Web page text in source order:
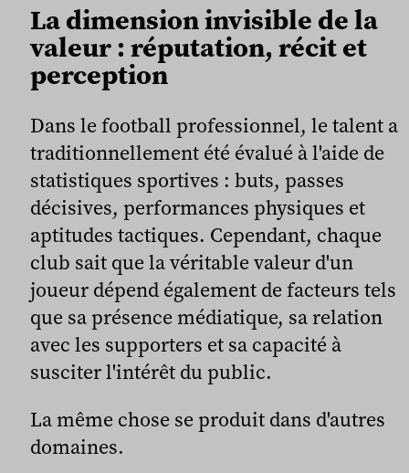
La dimension invisible de la
valeur : réputation, récit et
perception
Dans le football professionnel, le talent a
traditionnellement été évalué à l'aide de
statistiques sportives : buts, passes
décisives, performances physiques et
aptitudes tactiques. Cependant, chaque
club sait que la véritable valeur d'un
joueur dépend également de facteurs tels
que sa présence médiatique, sa relation
avec les supporters et sa capacité à
susciter l'intérêt du public.
La même chose se produit dans d'autres
domaines.